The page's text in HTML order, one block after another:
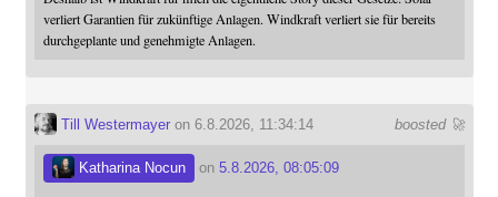
verliert Garantien für zukünftige Anlagen. Windkraft verliert sie für bereits
durchgeplante und genehmigte Anlagen.
boosted 🚀
Till Westermayeron 6.8.2026, 11:34:14
Katharina Nocun on 5.8.2026, 08:05:09